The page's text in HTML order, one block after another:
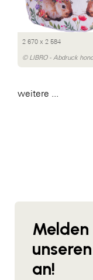
2 670 x 2 584
© LIBRO - Abdruck
weitere ...
Melden
an!